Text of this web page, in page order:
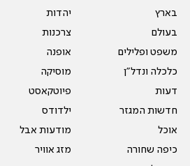
בארץ
בעולם
משפט ופלילים
כלכלה ונדל"ן
דעות
חדשות המגזר
אוכל
כיפה שחורה
יהדות
צרכנות
אופנה
מוסיקה
פיוטקאסט
ילדודס
מודעות אבל
מזג אוויר